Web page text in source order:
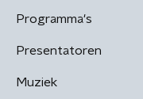
Programma's
Presentatoren
Muziek